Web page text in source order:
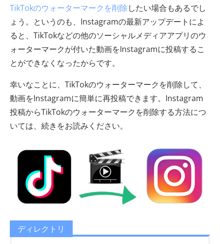
TikTokのウォーターマークを削除したい場合もあるでし
ょう。というのも、Instagramの最新アップデートによ
ると、TikTokなどの他のソーシャルメディアアプリのウ
ォーターマークが付いた動画をInstagramに投稿するこ
とができなくなったからです。
幸いなことに、TikTokのウォーターマークを削除して、
動画をInstagramに簡単に再投稿できます。Instagram
投稿からTikTokのウォーターマークを削除する方法につ
いては、続きをお読みください。
ディレクトリ